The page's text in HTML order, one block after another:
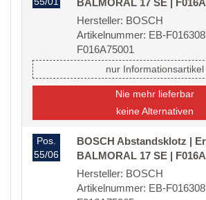
BALMORAL 17 SE |
Hersteller: BOSCH
Artikelnummer: EB-
F016A75001
nur Informationsartikel
Nie mehr lieferbar
keine Alternativen
Pos.
55/06
BOSCH Abstandsklotz |
BALMORAL 17 SE |
Hersteller: BOSCH
Artikelnummer: EB-